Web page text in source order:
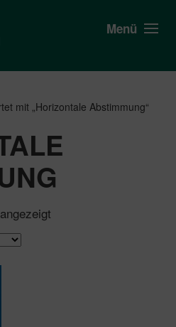
Menü
mit „Horizontale Abstimmung“